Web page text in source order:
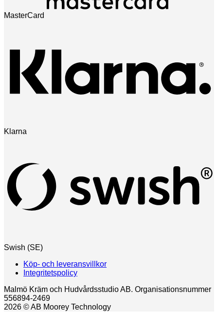
MasterCard
Klarna
Swish (SE)
Köp- och leveransvillkor
Integritetspolicy
Malmö Kräm och Hudvårdsstudio AB. Organisationsnummer
556894-2469
2026 © AB Moorey Technology